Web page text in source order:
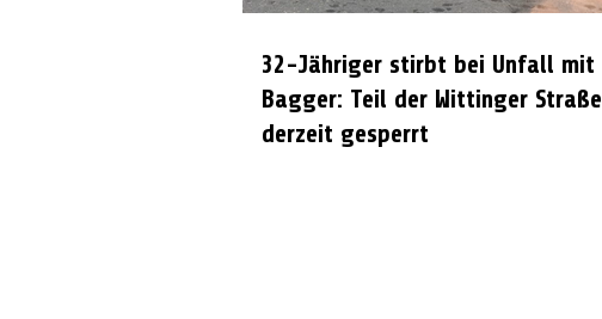
32-Jähriger stirbt bei Unfall mit
Bagger: Teil der Wittinger Straße
derzeit gesperrt